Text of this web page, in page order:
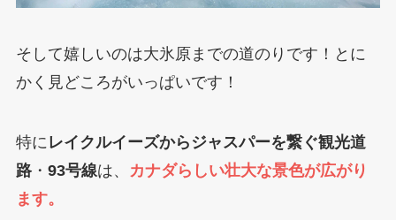
そして嬉しいのは大氷原までの道のりです！とに
かく見どころがいっぱいです！
特に レイクルイーズからジャスパーを繋ぐ観光道
路・ 93号線は、
カナダらしい壮大な景色が広がり
ます。